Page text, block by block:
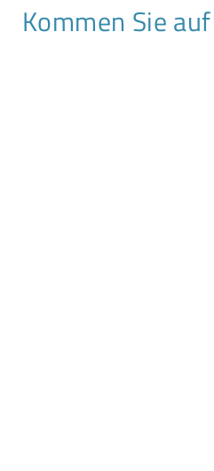
Kommen Sie